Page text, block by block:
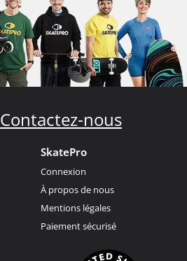
Contactez-nous
SkatePro
Connexion
À propos de nous
Mentions légales
Paiement sécurisé